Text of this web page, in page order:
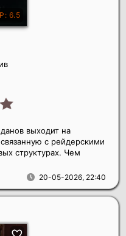
20-05-2026, 22:40
выходит на
с рейдерскими
структурах. Чем